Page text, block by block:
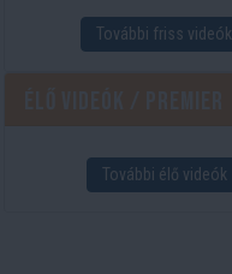
További friss videók
További élő videók